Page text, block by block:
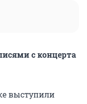
с концерта
выступили